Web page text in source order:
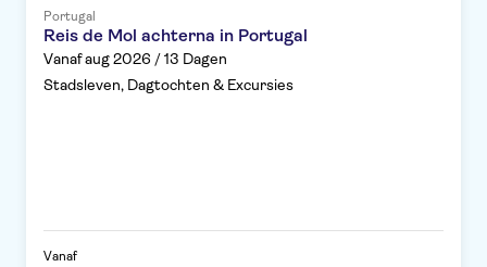
Portugal
Reis de Mol achterna in Portugal
Vanaf aug 2026 / 13 Dagen
Stadsleven, Dagtochten & Excursies
Vanaf